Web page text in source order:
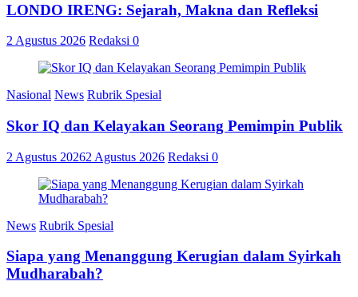
LONDO IRENG: Sejarah, Makna dan Refleksi
2 Agustus 2026 Redaksi 0
Nasional News Rubrik Spesial
Skor IQ dan Kelayakan Seorang Pemimpin Publik
2 Agustus 20262 Agustus 2026 Redaksi 0
News Rubrik Spesial
Siapa yang Menanggung Kerugian dalam Syirkah
Mudharabah?